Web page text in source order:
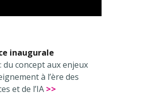
inaugurale
du concept aux enjeux
à l’ère des
et de l’IA >>